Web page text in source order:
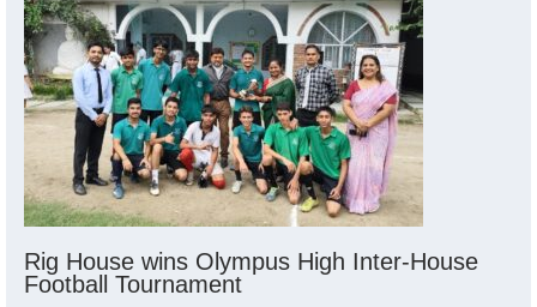
Rig House wins Olympus High Inter-House
Football Tournament